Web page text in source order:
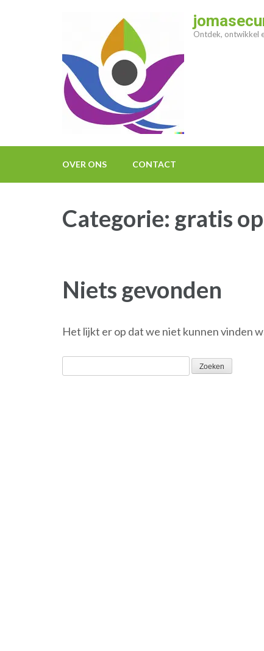
Ontdek, ontwikkel
OVER ONS CONTACT
Categorie: gratis
Niets gevonden
Het lijkt er op dat we niet kunnen vinden
naar: